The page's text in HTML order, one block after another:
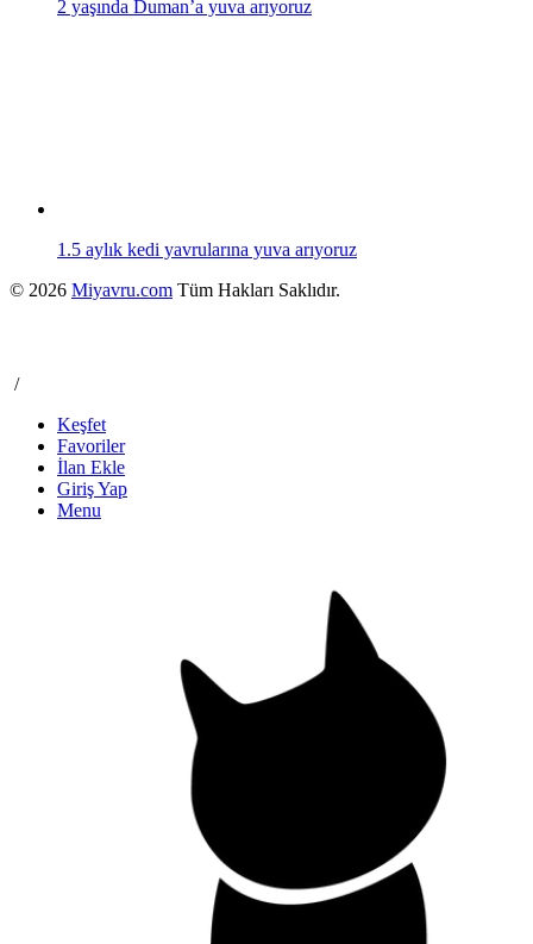
2 yaşında Duman’a yuva arıyoruz
1.5 aylık kedi yavrularına yuva arıyoruz
© 2026 Miyavru.com Tüm Hakları Saklıdır.
/
Keşfet
Favoriler
İlan Ekle
Giriş Yap
Menu